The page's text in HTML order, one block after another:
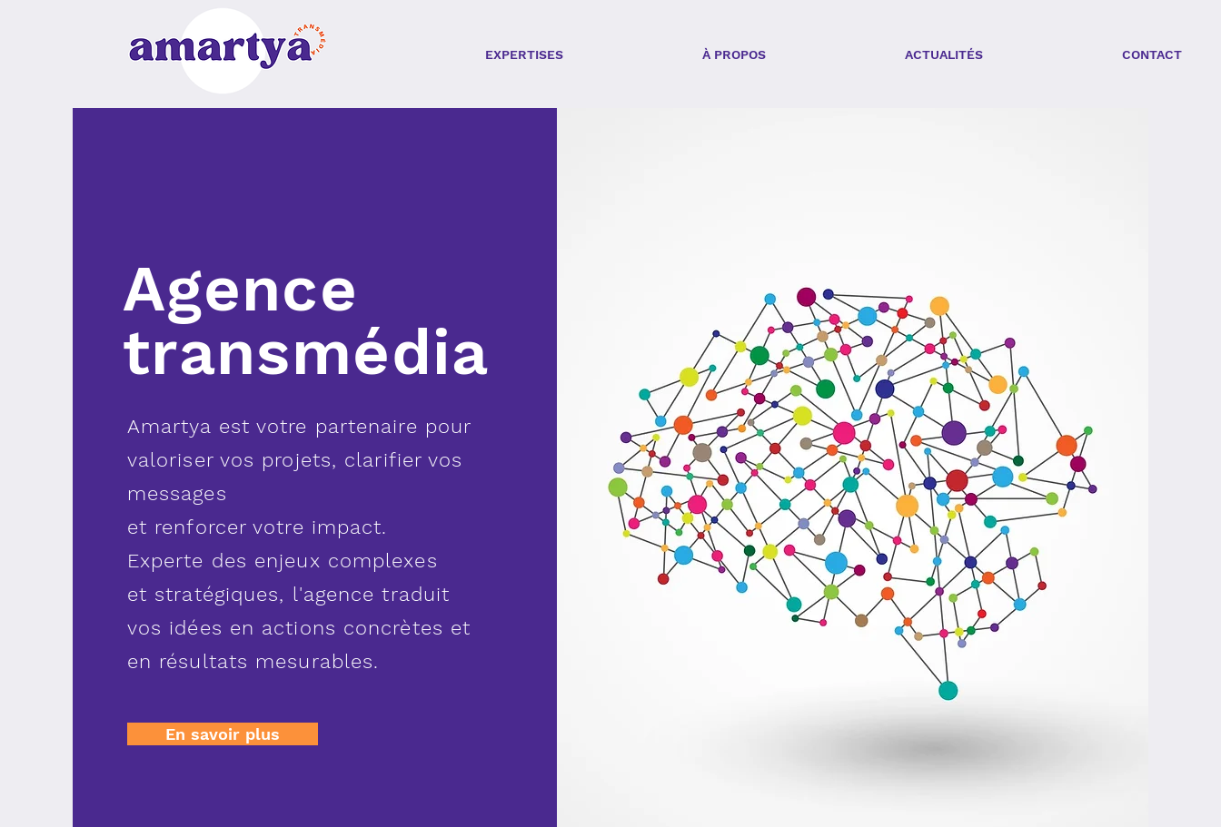
EXPERTISES À PROPOS ACTUALITÉS CONTACT
Agence
transmédia
Amartya est votre partenaire pour
valoriser vos projets, clarifier vos
messages
et renforcer votre impact.
Experte des enjeux complexes
et stratégiques, l'agence traduit
vos idées en actions concrètes et
en résultats mesurables.
En savoir plus